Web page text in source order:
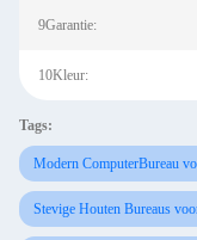
9Garantie:
10Kleur:
Tags:
Modern ComputerBureau
Stevige Houten Bureaus